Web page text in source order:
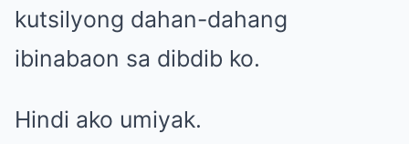
kutsilyong dahan-dahang
ibinabaon sa dibdib ko.
Hindi ako umiyak.